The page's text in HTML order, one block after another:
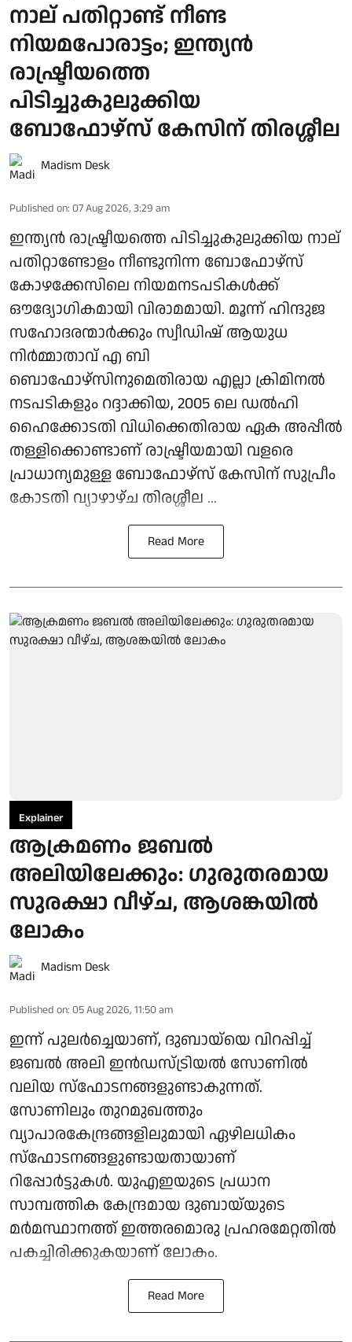
നാല് പതിറ്റാണ്ട് നീണ്ട
നിയമപോരാട്ടം; ഇന്ത്യൻ
രാഷ്ട്രീയത്തെ
പിടിച്ചുകുലുക്കിയ
ബോഫോഴ്സ് കേസിന് തിരശ്ശീല
Madism Desk
Published on: 07 Aug 2026, 3:29 am
ഇന്ത്യൻ രാഷ്ട്രീയത്തെ പിടിച്ചുകുലുക്കിയ നാല്
പതിറ്റാണ്ടോളം നീണ്ടുനിന്ന ബോഫോഴ്സ്
കോഴക്കേസിലെ നിയമനടപടികൾക്ക്
ഔദ്യോഗികമായി വിരാമമായി. മൂന്ന് ഹിന്ദുജ
സഹോദരന്മാർക്കും സ്വീഡിഷ് ആയുധ
നിർമ്മാതാവ് എ ബി
ബൊഫോഴ്‌സിനുമെതിരായ എല്ലാ ക്രിമിനൽ
നടപടികളും റദ്ദാക്കിയ, 2005 ലെ ഡൽഹി
ഹൈക്കോടതി വിധിക്കെതിരായ ഏക അപ്പീൽ
തള്ളിക്കൊണ്ടാണ് രാഷ്ട്രീയമായി വളരെ
പ്രാധാന്യമുള്ള ബോഫോഴ്‌സ് കേസിന് സുപ്രീം
കോടതി വ്യാഴാഴ്ച തിരശ്ശീല ...
Read More
Explainer
ആക്രമണം ജബൽ
അലിയിലേക്കും: ഗുരുതരമായ
സുരക്ഷാ വീഴ്ച, ആശങ്കയിൽ
ലോകം
Madism Desk
Published on: 05 Aug 2026, 11:50 am
ഇന്ന് പുലർച്ചെയാണ്, ദുബായ്‌യെ വിറപ്പിച്ച്
ജബൽ അലി ഇൻഡസ്ട്രിയൽ സോണിൽ
വലിയ സ്ഫോടനങ്ങളുണ്ടാകുന്നത്.
സോണിലും തുറമുഖത്തും
വ്യാപാരകേന്ദ്രങ്ങളിലുമായി ഏഴിലധികം
സ്ഫോടനങ്ങളുണ്ടായതായാണ്
റിപ്പോർട്ടുകൾ. യുഎഇയുടെ പ്രധാന
സാമ്പത്തിക കേന്ദ്രമായ ദുബായ്‌യുടെ
മർമസ്ഥാനത്ത് ഇത്തരമൊരു പ്രഹരമേറ്റതിൽ
പകച്ചിരിക്കുകയാണ് ലോകം.
Read More